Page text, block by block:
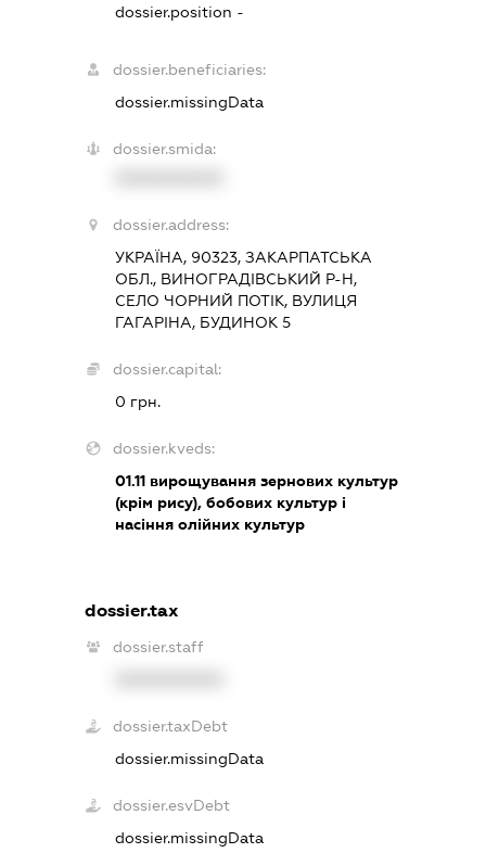
dossier.position -
dossier.beneficiaries:
dossier.missingData
dossier.smida:
dossier.address:
УКРАЇНА, 90323, ЗАКАРПАТСЬКА
ОБЛ., ВИНОГРАДІВСЬКИЙ Р-Н,
СЕЛО ЧОРНИЙ ПОТІК, ВУЛИЦЯ
ГАГАРІНА, БУДИНОК 5
dossier.capital:
0 грн.
dossier.kveds:
01.11 вирощування зернових культур
(крім рису), бобових культур і
насіння олійних культур
dossier.tax
dossier.staff
dossier.taxDebt
dossier.missingData
dossier.esvDebt
dossier.missingData